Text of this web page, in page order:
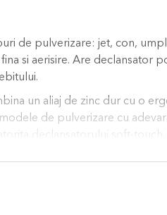
de pulverizare: jet, con,
si aerisire. Are declansator
un aliaj de zinc dur cu o
de pulverizare cu
declansatorului soft-touch.
in functie de cat de tare